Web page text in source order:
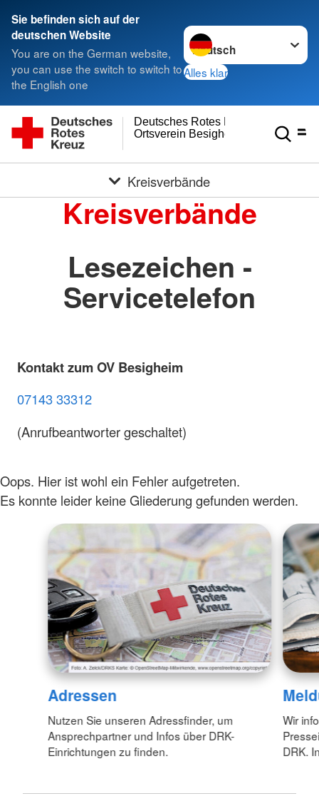
Sie befinden sich auf der
deutschen Website
You are on the German website,
you can use the switch to switch to
the English one
Sprache wechseln zu
Alles klar
Ortsverein Besigheim
Deutsches Rotes Kreuz
Kreisverbände
Kreisverbände
Lesezeichen -
Servicetelefon
Kontakt zum OV Besigheim
07143 33312
(Anrufbeantworter geschaltet)
Oops. Hier ist wohl ein Fehler aufgetreten.
Es konnte leider keine Gliederung gefunden werden.
Adressen
Nutzen Sie unseren Adressfinder, um
Ansprechpartner und Infos über DRK-
Einrichtungen zu finden.
Wir
DRK.